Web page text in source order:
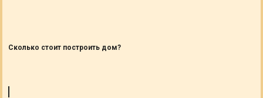
Сколько стоит построить дом?